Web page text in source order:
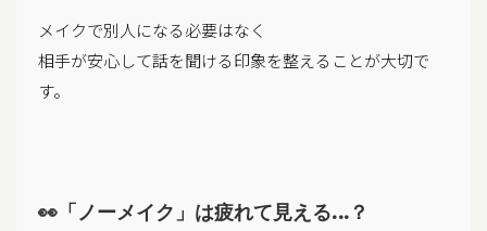
メイクで別人になる必要はなく
相手が安心して話を聞ける印象を整えることが大切で
す。
👀「ノーメイク」は疲れて見える…？